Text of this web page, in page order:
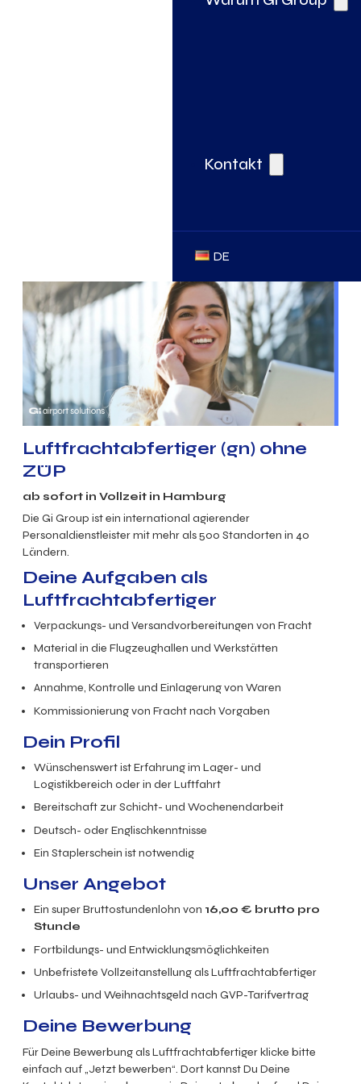
Kontakt
DE
Luftfrachtabfertiger (gn) ohne
ZÜP
ab sofort in Vollzeit in Hamburg
Die Gi Group ist ein international agierender
Personaldienstleister mit mehr als 500 Standorten in 40
Ländern.
Deine Aufgaben als
Luftfrachtabfertiger
Verpackungs- und Versandvorbereitungen von Fracht
Material in die Flugzeughallen und Werkstätten
transportieren
Annahme, Kontrolle und Einlagerung von Waren
Kommissionierung von Fracht nach Vorgaben
Dein Profil
Wünschenswert ist Erfahrung im Lager- und
Logistikbereich oder in der Luftfahrt
Bereitschaft zur Schicht- und Wochenendarbeit
Deutsch- oder Englischkenntnisse
Ein Staplerschein ist notwendig
Unser Angebot
Ein super Bruttostundenlohn von 16,00 € brutto pro
Stunde
Fortbildungs- und Entwicklungsmöglichkeiten
Unbefristete Vollzeitanstellung als Luftfrachtabfertiger
Urlaubs- und Weihnachtsgeld nach GVP-Tarifvertrag
Deine Bewerbung
Für Deine Bewerbung als Luftfrachtabfertiger klicke bitte
einfach auf „Jetzt bewerben“. Dort kannst Du Deine